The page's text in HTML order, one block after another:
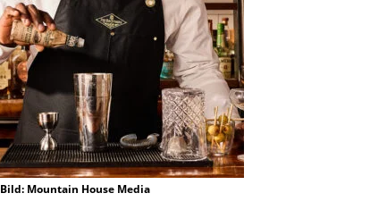
Bild: Mountain House Media